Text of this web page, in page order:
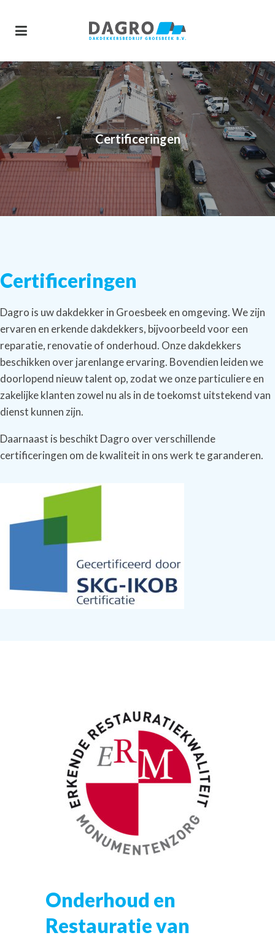
Certificeringen
Certificeringen
Dagro is uw dakdekker in Groesbeek en omgeving. We zijn
ervaren en erkende dakdekkers, bijvoorbeeld voor een
reparatie, renovatie of onderhoud. Onze dakdekkers
beschikken over jarenlange ervaring. Bovendien leiden we
doorlopend nieuw talent op, zodat we onze particuliere en
zakelijke klanten zowel nu als in de toekomst uitstekend van
dienst kunnen zijn.
Daarnaast is beschikt Dagro over verschillende
certificeringen om de kwaliteit in ons werk te garanderen.
Onderhoud en
Restauratievan